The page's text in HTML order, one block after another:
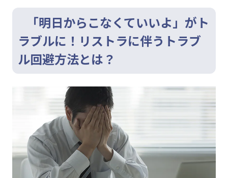
「明日からこなくていいよ」がト
ラブルに！リストラに伴うトラブ
ル回避方法とは？